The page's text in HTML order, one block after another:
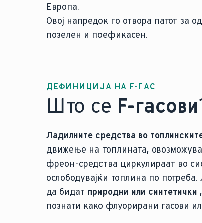
Европа.
Овој напредок го отвора патот за
позелен и поефикасен.
ДЕФИНИЦИЈА НА F-ГАС
Што се F-гасови
Ладилните средства во
движење на топлината,
фреон-средства циркулираат во
ослободувајќи топлина по
да бидат природни или синтетички
познати како флуорирани гасови